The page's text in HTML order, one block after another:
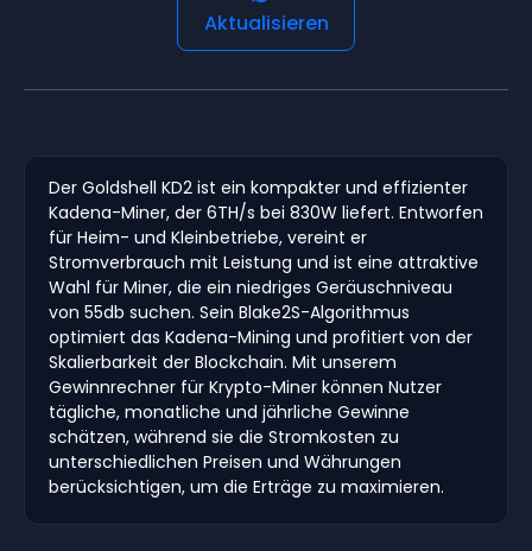
Aktualisieren
Der Goldshell KD2 ist ein kompakter und effizienter
Kadena-Miner, der 6TH/s bei 830W liefert. Entworfen
für Heim- und Kleinbetriebe, vereint er
Stromverbrauch mit Leistung und ist eine attraktive
Wahl für Miner, die ein niedriges Geräuschniveau
von 55db suchen. Sein Blake2S-Algorithmus
optimiert das Kadena-Mining und profitiert von der
Skalierbarkeit der Blockchain. Mit unserem
Gewinnrechner für Krypto-Miner können Nutzer
tägliche, monatliche und jährliche Gewinne
schätzen, während sie die Stromkosten zu
unterschiedlichen Preisen und Währungen
berücksichtigen, um die Erträge zu maximieren.